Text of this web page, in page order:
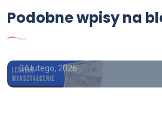
Podobne wpisy na
Jak zdobyć
po zawodówce
04 lutego, 2026